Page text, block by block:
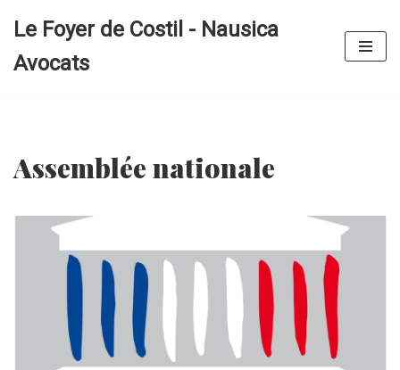
au
Le Foyer de Costil - Nausica
Avocats
Assemblée nationale